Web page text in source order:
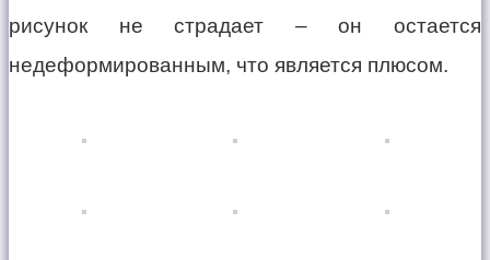
рисунок не страдает – он остается
недеформированным, что является плюсом.